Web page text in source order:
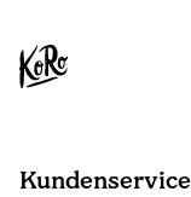
Kundenservice